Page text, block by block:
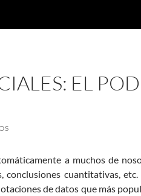
EL
a muchos de
conclusiones cuantitativas,
de datos que más